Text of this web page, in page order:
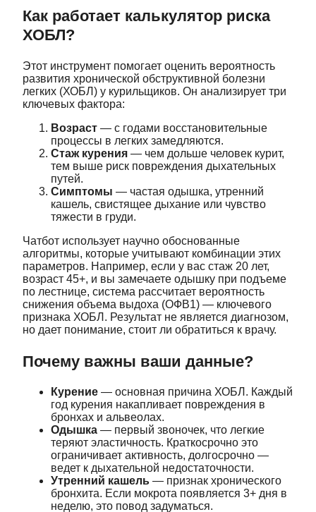
Как работает калькулятор риска
ХОБЛ?
Этот инструмент помогает оценить вероятность
развития хронической обструктивной болезни
легких (ХОБЛ) у курильщиков. Он анализирует три
ключевых фактора:
Возраст — с годами восстановительные
процессы в легких замедляются.
Стаж курения — чем дольше человек курит,
тем выше риск повреждения дыхательных
путей.
Симптомы — частая одышка, утренний
кашель, свистящее дыхание или чувство
тяжести в груди.
Чатбот использует научно обоснованные
алгоритмы, которые учитывают комбинации этих
параметров. Например, если у вас стаж 20 лет,
возраст 45+, и вы замечаете одышку при подъеме
по лестнице, система рассчитает вероятность
снижения объема выдоха (ОФВ1) — ключевого
признака ХОБЛ. Результат не является диагнозом,
но дает понимание, стоит ли обратиться к врачу.
Почему важны ваши данные?
Курение — основная причина ХОБЛ. Каждый
год курения накапливает повреждения в
бронхах и альвеолах.
Одышка — первый звоночек, что легкие
теряют эластичность. Краткосрочно это
ограничивает активность, долгосрочно —
ведет к дыхательной недостаточности.
Утренний кашель — признак хронического
бронхита. Если мокрота появляется 3+ дня в
неделю, это повод задуматься.